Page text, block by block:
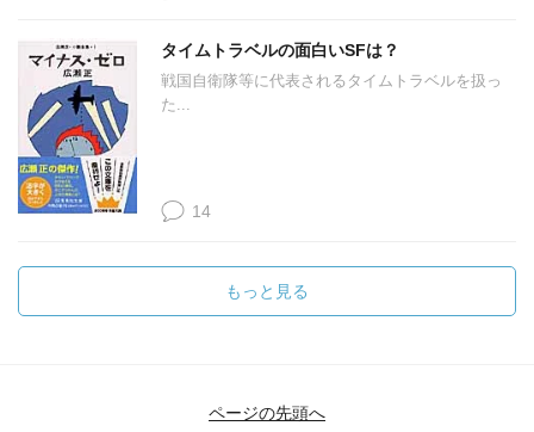
タイムトラベルの面白いSFは？
戦国自衛隊等に代表されるタイムトラベルを扱っ
た...
14
もっと見る
ページの先頭へ